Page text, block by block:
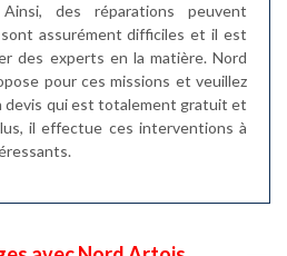
des réparations peuvent
assurément difficiles et il est
des experts en la matière. Nord
pour ces missions et veuillez
devis qui est totalement gratuit et
il effectue ces interventions à